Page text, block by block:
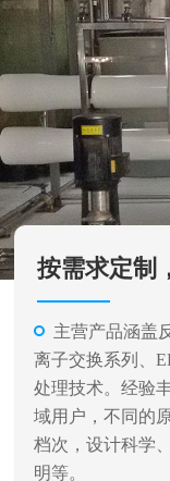
按需求定制
主营产品涵
离子交换系列、
处理技术。经验
域用户，不同的
档次，设计科学